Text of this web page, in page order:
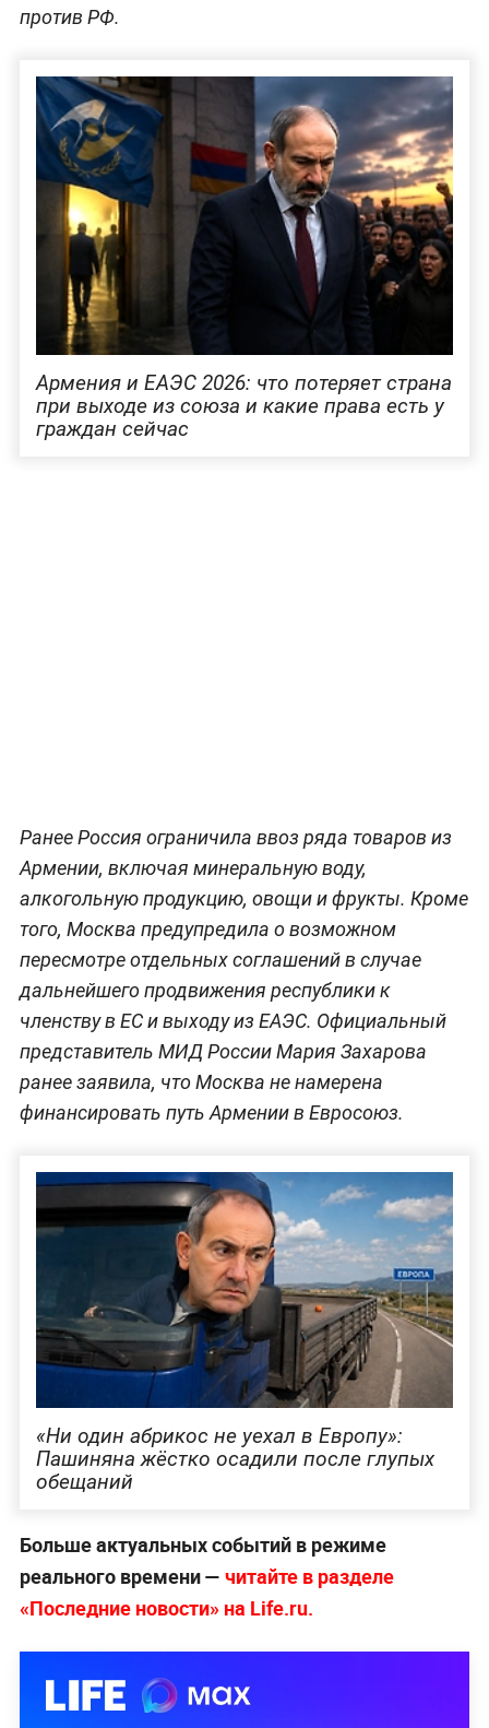
против РФ.
Армения и ЕАЭС 2026: что потеряет страна
при выходе из союза и какие права есть у
граждан сейчас
Ранее Россия ограничила ввоз ряда товаров из
Армении, включая минеральную воду,
алкогольную продукцию, овощи и фрукты. Кроме
того, Москва предупредила о возможном
пересмотре отдельных соглашений в случае
дальнейшего продвижения республики к
членству в ЕС и выходу из ЕАЭС. Официальный
представитель МИД России Мария Захарова
ранее заявила, что Москва не намерена
финансировать путь Армении в Евросоюз.
«Ни один абрикос не уехал в Европу»:
Пашиняна жёстко осадили после глупых
обещаний
Больше актуальных событий в режиме
реального времени — читайте в разделе
«Последние новости» на Life.ru.